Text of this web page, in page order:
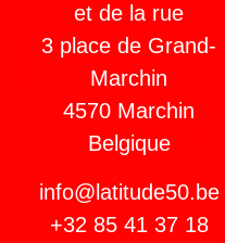
et de la rue
3 place de Grand-
Marchin
4570 Marchin
Belgique
info@latitude50.be
+32 85 41 37 18